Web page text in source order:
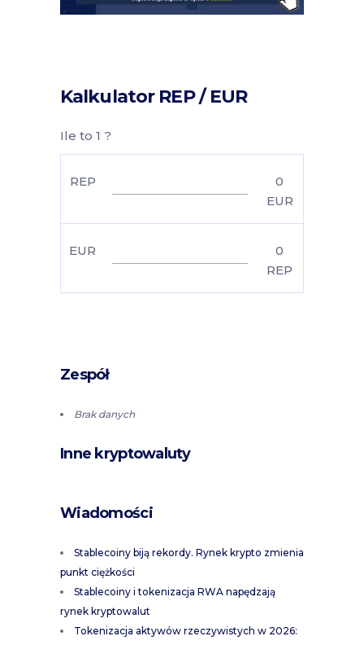
Kalkulator REP / EUR
Ile to 1 ?
REP
0
EUR
EUR
0
REP
Zespół
Brak danych
Inne kryptowaluty
Wiadomości
Stablecoiny biją rekordy. Rynek krypto zmienia
punkt ciężkości
Stablecoiny i tokenizacja RWA napędzają
rynek kryptowalut
Tokenizacja aktywów rzeczywistych w 2026: